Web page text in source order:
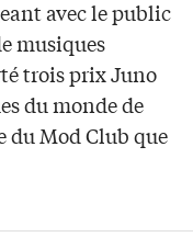
avec le public
musiques
trois prix Juno
du monde de
du Mod Club que